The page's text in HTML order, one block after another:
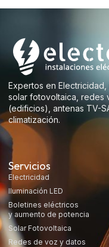
Expertos en Electricidad,
solar fotovoltaica, redes
(edificios), antenas TV-
climatización.
Servicios
Electricidad
Iluminación LED
Boletines eléctricos
y aumento de potencia
Solar Fotovoltaica
Redes de voz y datos